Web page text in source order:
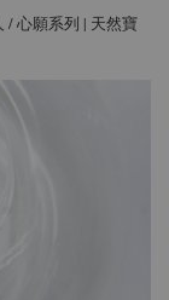
/ 心願系列 | 天然寶